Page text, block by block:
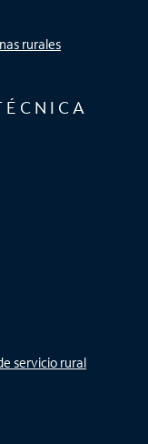
rurales
servicio rural